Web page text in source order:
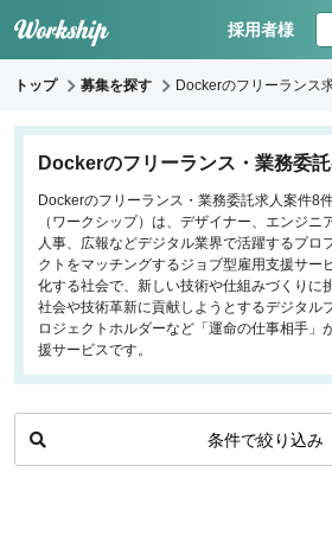
採用者様
トップ 募集を探す Dockerのフリーランス
Dockerのフリーランス・業務委
Dockerのフリーランス・業務委託求人案件8
（ワークシップ）は、デザイナー、エンジニ
人事、広報などデジタル業界で活躍するプロ
クトをマッチングするジョブ型雇用支援サー
化する社会で、新しい技術や仕組みづくりに
社会や技術革新に貢献しようとするデジタル
ロジェクトホルダーなど「運命の仕事相手」
援サービスです。
条件で絞り込み
キーワードで探す
職種
フロントエンドエンジニア
バックエンドエンジニア
インフラエンジニア
iOS/Androidアプリエンジニア
データサイエンティスト